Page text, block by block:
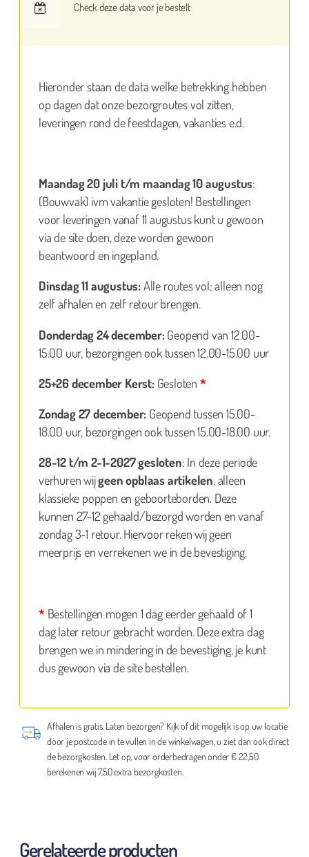
Check deze data voor je bestelt
Hieronder staan de data welke betrekking hebben
op dagen dat onze bezorgroutes vol zitten,
leveringen rond de feestdagen, vakanties e.d.
Maandag 20 juli t/m maandag 10 augustus:
(Bouwvak) ivm vakantie gesloten! Bestellingen
voor leveringen vanaf 11 augustus kunt u gewoon
via de site doen, deze worden gewoon
beantwoord en ingepland.
Dinsdag 11 augustus:Alle routes vol; alleen nog
zelf afhalen en zelf retour brengen.
Donderdag 24 december:Geopend van 12.00-
15.00 uur, bezorgingen ook tussen 12.00-15.00 uur
25+26 december Kerst:Gesloten *
Zondag 27 december: Geopend tussen 15.00-
18.00 uur, bezorgingen ook tussen 15.00-18.00 uur.
28-12 t/m 2-1-2027 gesloten: In deze periode
verhuren wijgeen opblaas artikelen, alleen
klassieke poppen en geboorteborden. Deze
kunnen 27-12 gehaald/bezorgd worden en vanaf
zondag 3-1 retour. Hiervoor reken wij geen
meerprijs en verrekenen we in de bevestiging.
* Bestellingen mogen 1 dag eerder gehaald of 1
dag later retour gebracht worden. Deze extra dag
brengen we in mindering in de bevestiging, je kunt
dus gewoon via de site bestellen.
Afhalen is gratis. Laten bezorgen? Kijk of dit mogelijk is op uw locatie
door je postcode in te vullen in de winkelwagen, u ziet dan ook direct
de bezorgkosten. Let op, voor orderbedragen onder € 22,50
berekenen wij 7,50 extra bezorgkosten.
Gerelateerde producten